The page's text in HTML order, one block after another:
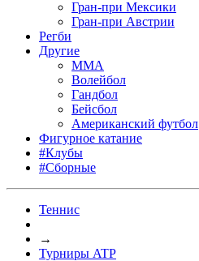
Гран-при Мексики
Гран-при Австрии
Регби
Другие
MMA
Волейбол
Гандбол
Бейсбол
Американский футбол
Фигурное катание
#Клубы
#Сборные
Теннис
→
Турниры ATP